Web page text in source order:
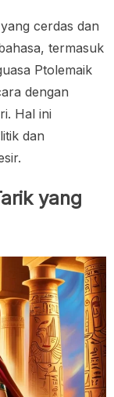
cerdas dan
termasuk
Ptolemaik
dengan
Hal ini
dan
yang